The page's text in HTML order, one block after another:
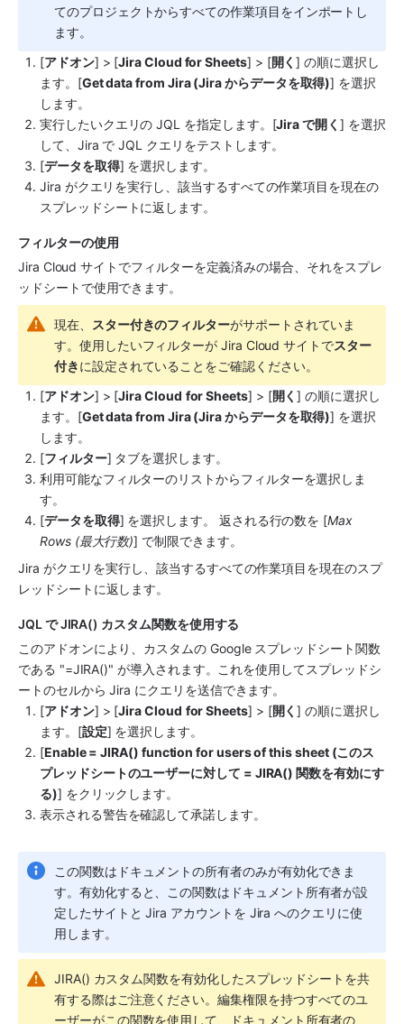
てのプロジェクトからすべての作業項目をインポートし
ます。
[アドオン] > [Jira Cloud for Sheets] > [開く] の順に選択し
ます。[Get data from Jira (Jira からデータを取得)] を選択
します。
実行したいクエリの JQL を指定します。[Jira で開く ] を選択
して、Jira で JQL クエリをテストします。
[データを取得] を選択します。
Jira がクエリを実行し、該当するすべての作業項目を現在の
スプレッドシートに返します。
フィルターの使用
Jira Cloud サイトでフィルターを定義済みの場合、それをスプレ
ッドシートで使用できます。
現在、 スター付きのフィルターがサポートされていま
す。使用したいフィルターが Jira Cloud サイトでスター
付きに設定されていることをご確認ください。
[アドオン] > [Jira Cloud for Sheets] > [開く] の順に選択し
ます。[Get data from Jira (Jira からデータを取得)] を選択
します。
[フィルター] タブを選択します。
利用可能なフィルターのリストからフィルターを選択しま
す。
[データを取得] を選択します。 返される行の数を [Max
Rows (最大行数)] で制限できます。
Jira がクエリを実行し、該当するすべての作業項目を現在のスプ
レッドシートに返します。
JQL で JIRA() カスタム関数を使用する
このアドオンにより、カスタムの Google スプレッドシート関数
である "=JIRA()" が導入されます。これを使用してスプレッドシ
ートのセルから Jira にクエリを送信できます。
[アドオン] > [Jira Cloud for Sheets] > [開く] の順に選択し
ます。[設定] を選択します。
[Enable = JIRA() function for users of this sheet (このス
プレッドシートのユーザーに対して = JIRA() 関数を有効にす
る)] をクリックします。
表示される警告を確認して承諾します。
この関数はドキュメントの所有者のみが有効化できま
す。有効化すると、この関数はドキュメント所有者が設
定したサイトと Jira アカウントを Jira へのクエリに使
用します。
JIRA() カスタム関数を有効化したスプレッドシートを共
有する際はご注意ください。編集権限を持つすべてのユ
ーザーがこの関数を使用して、ドキュメント所有者の